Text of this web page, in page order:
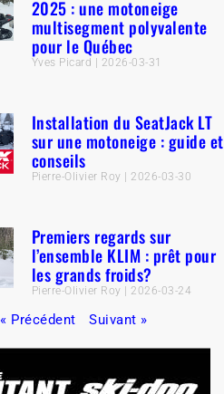
2025 : une motoneige
multisegment polyvalente
pour le Québec
Yves Picard 2026-03-31
Installation du SeatJack LT
sur une motoneige : guide et
conseils
Pierre-Olivier Roy 2026-03-30
Premiers regards sur
l’ensemble KLIM : prêt pour
les grands froids?
Pierre-Olivier Roy 2026-03-24
« Précédent Suivant »